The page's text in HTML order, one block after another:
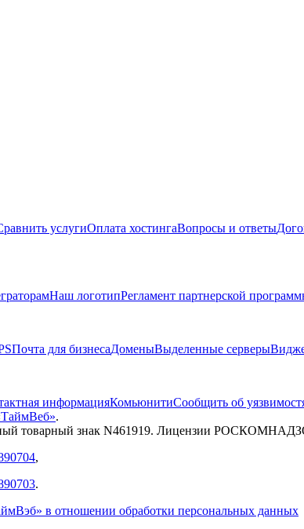
услугиОплата хостингаВопросы и ответы
Наш логотипРегламент партнерской
Почта для бизнесаДоменыВыделенные серверы
информацияКомьюнитиСообщить об
.
товарный знак N461919. Лицензии
,
.
в отношении обработки персональных данных